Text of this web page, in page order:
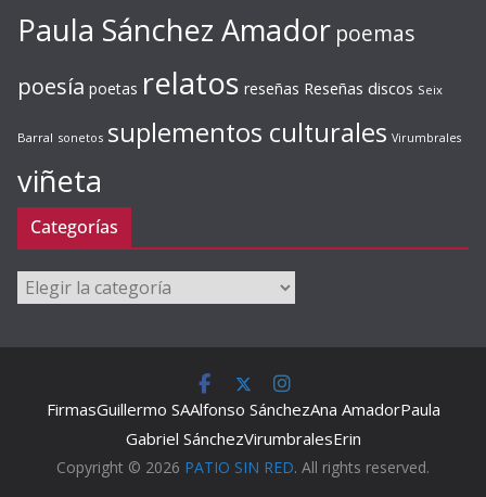
Paula Sánchez Amador poemas
poesía poetas relatos reseñas Reseñas discos Seix
Barral sonetos suplementos culturales Virumbrales
viñeta
Categorías
Categorías
FirmasGuillermo SAAlfonso SánchezAna AmadorPaula
Gabriel SánchezVirumbralesErin
Copyright © 2026 PATIO SIN RED. All rights reserved.